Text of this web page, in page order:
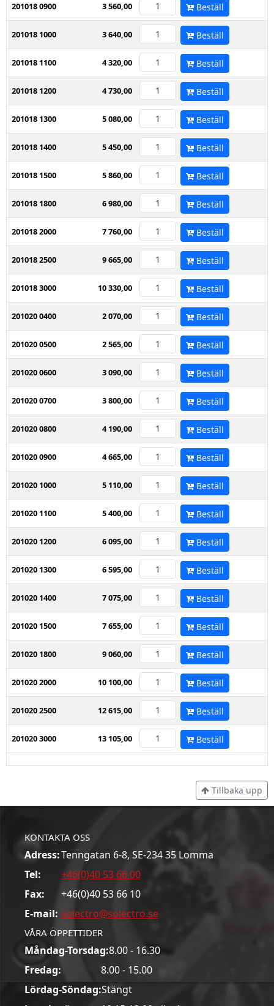
201018 0900 3 560,00 Beställ
201018 1000 3 640,00 Beställ
201018 1100 4 320,00 Beställ
201018 1200 4 730,00 Beställ
201018 1300 5 080,00 Beställ
201018 1400 5 450,00 Beställ
201018 1500 5 860,00 Beställ
201018 1800 6 980,00 Beställ
201018 2000 7 760,00 Beställ
201018 2500 9 665,00 Beställ
201018 3000 10 330,00 Beställ
201020 0400 2 070,00 Beställ
201020 0500 2 565,00 Beställ
201020 0600 3 090,00 Beställ
201020 0700 3 800,00 Beställ
201020 0800 4 190,00 Beställ
201020 0900 4 665,00 Beställ
201020 1000 5 110,00 Beställ
201020 1100 5 400,00 Beställ
201020 1200 6 095,00 Beställ
201020 1300 6 595,00 Beställ
201020 1400 7 075,00 Beställ
201020 1500 7 655,00 Beställ
201020 1800 9 060,00 Beställ
201020 2000 10 100,00 Beställ
201020 2500 12 615,00 Beställ
201020 3000 13 105,00 Beställ
Tillbaka upp
KONTAKTA OSS
Adress:Tenngatan 6-8, SE-234 35 Lomma
Tel:
+46(0)40 53 66 00
Fax:
+46(0)40 53 66 10
E-mail: solectro@solectro.se
VÅRA ÖPPETTIDER
Måndag-Torsdag:8.00 - 16.30
Fredag:
8.00 - 15.00
Lördag-Söndag:Stängt